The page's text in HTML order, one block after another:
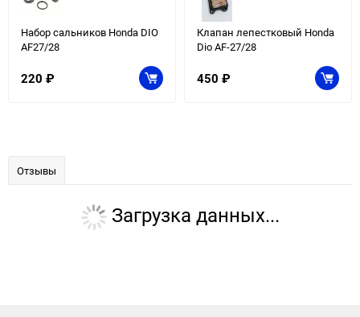
Набор сальников Honda DIO
AF27/28
220 ₽
Клапан лепестковый Honda
Dio AF-27/28
450 ₽
Отзывы
Загрузка данных...